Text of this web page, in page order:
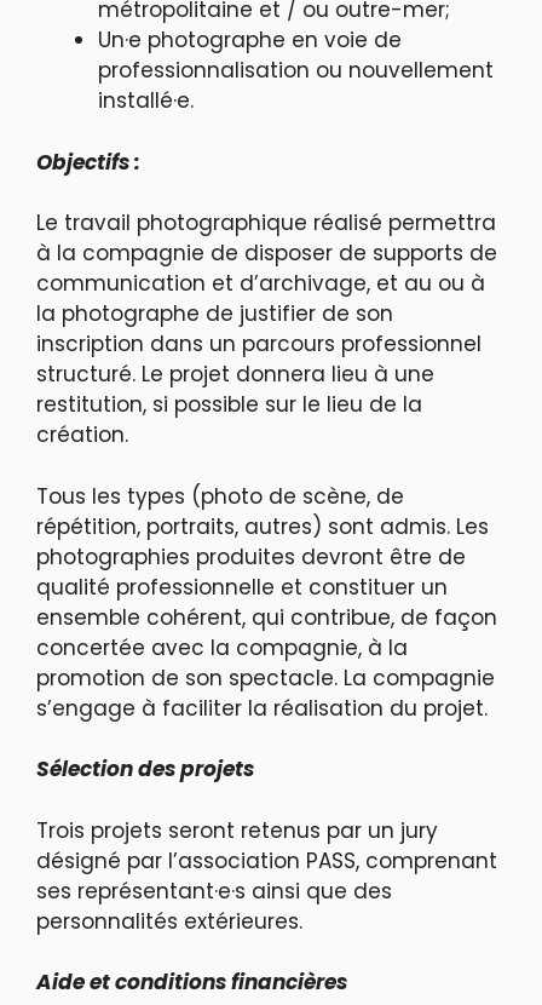
métropolitaine et / ou outre-mer;
Un·e photographe en voie de
professionnalisation ou nouvellement
installé·e.
Objectifs :
Le travail photographique réalisé permettra
à la compagnie de disposer de supports de
communication et d’archivage, et au ou à
la photographe de justifier de son
inscription dans un parcours professionnel
structuré. Le projet donnera lieu à une
restitution, si possible sur le lieu de la
création.
Tous les types (photo de scène, de
répétition, portraits, autres) sont admis. Les
photographies produites devront être de
qualité professionnelle et constituer un
ensemble cohérent, qui contribue, de façon
concertée avec la compagnie, à la
promotion de son spectacle. La compagnie
s’engage à faciliter la réalisation du projet.
Sélection des projets
Trois projets seront retenus par un jury
désigné par l’association PASS, comprenant
ses représentant·e·s ainsi que des
personnalités extérieures.
Aide et conditions financières